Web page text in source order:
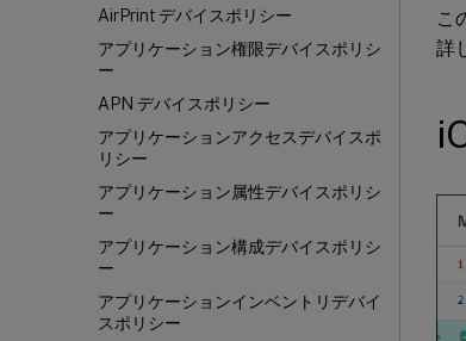
AirPrint デバイスポリシー
アプリケーション権限デバイスポリシ
ー
APN デバイスポリシー
アプリケーションアクセスデバイスポ
リシー
アプリケーション属性デバイスポリシ
ー
アプリケーション構成デバイスポリシ
ー
アプリケーションインベントリデバイ
スポリシー
こ
詳